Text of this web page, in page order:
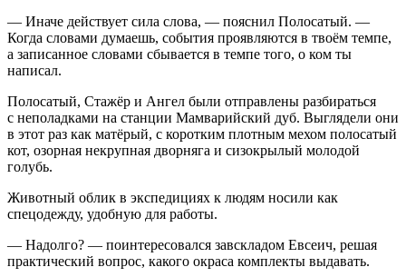
— Иначе действует сила слова, — пояснил Полосатый. —
Когда словами думаешь, события проявляются в твоём темпе,
а записанное словами сбывается в темпе того, о ком ты
написал.
Полосатый, Стажёр и Ангел были отправлены разбираться
с неполадками на станции Мамварийский дуб. Выглядели они
в этот раз как матёрый, с коротким плотным мехом полосатый
кот, озорная некрупная дворняга и сизокрылый молодой
голубь.
Животный облик в экспедициях к людям носили как
спецодежду, удобную для работы.
— Надолго? — поинтересовался завскладом Евсеич, решая
практический вопрос, какого окраса комплекты выдавать.